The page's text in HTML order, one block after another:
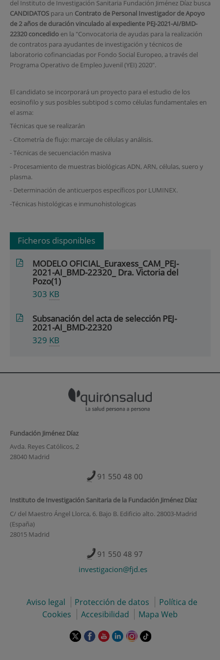
del Instituto de Investigación Sanitaria Fundación Jiménez Díaz busca
CANDIDATOSpara un Contrato de Personal Investigador de Apoyo
de 2 añosde duración vinculado al expediente PEJ-2021-AI/BMD-
22320 concedido en la "Convocatoria de ayudas para la realización
de contratos para ayudantes de investigación y técnicos de
laboratorio cofinanciadas por Fondo Social Europeo, a través del
Programa Operativo de Empleo Juvenil (YEI) 2020".
El candidato se incorporará un proyecto para el estudio de los
eosinofilo y sus posibles subtipod s como células fundamentales en
el asma:
Técnicas que se realizarán
- Citometría de flujo: marcaje de células y análisis.
- Técnicas de secuenciación masiva
- Procesamiento de muestras biológicas ADN, ARN, células, suero y
plasma.
- Determinación de anticuerpos específicos por LUMINEX.
-Técnicas histológicas e inmunohistologicas
Ficheros disponibles
MODELO OFICIAL_Euraxess_CAM_PEJ-
2021-AI_BMD-22320_ Dra. Victoria del
Pozo(1)
303 KB
Subsanación del acta de selección PEJ-
2021-AI_BMD-22320
329 KB
Fundación Jiménez Díaz
Avda. Reyes Católicos, 2
28040 Madrid
91 550 48 00
Instituto de Investigación Sanitaria de la Fundación Jiménez Díaz
C/ del Maestro Ángel Llorca, 6. Bajo B. Edificio alto. 28003-Madrid
(España)
28015 Madrid
91 550 48 97
investigacion@fjd.es
Aviso legal Protección de datos
Política de
Cookies
Accesibilidad Mapa Web
EsteEste EsteEsteEsteEnlace